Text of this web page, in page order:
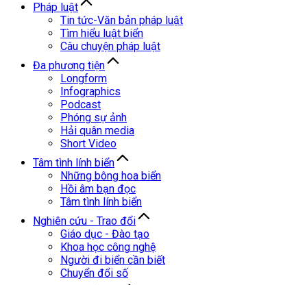
Pháp luật
Tin tức-Văn bản pháp luật
Tìm hiểu luật biển
Câu chuyện pháp luật
Đa phương tiện
Longform
Infographics
Podcast
Phóng sự ảnh
Hải quân media
Short Video
Tâm tình lính biển
Những bông hoa biển
Hồi âm bạn đọc
Tâm tình lính biển
Nghiên cứu - Trao đổi
Giáo dục - Đào tạo
Khoa học công nghệ
Người đi biển cần biết
Chuyển đổi số